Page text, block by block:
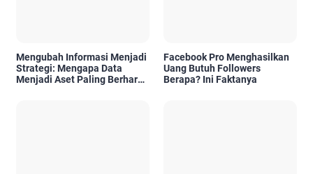
Mengubah Informasi Menjadi
Strategi: Mengapa Data
Menjadi Aset Paling Berharga
Facebook Pro Menghasilkan
Uang Butuh Followers
Berapa? Ini Faktanya